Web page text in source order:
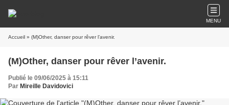
MENU
Accueil » (M)Other, danser pour rêver l’avenir.
(M)Other, danser pour rêver l’avenir.
Publié le 09/06/2025 à 15:11
Par Mireille Davidovici